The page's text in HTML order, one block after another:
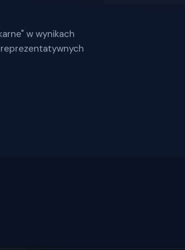
w wynikach